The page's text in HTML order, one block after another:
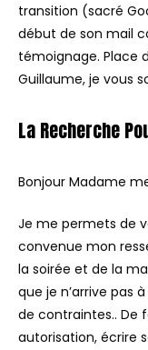
transition (sacré
début de son mail
témoignage. Place
Guillaume, je vous
La Recherche
Bonjour Madame
Je me permets de
convenue mon
la soirée et de la
que je n’arrive pas
de contraintes.. De
autorisation, écrire